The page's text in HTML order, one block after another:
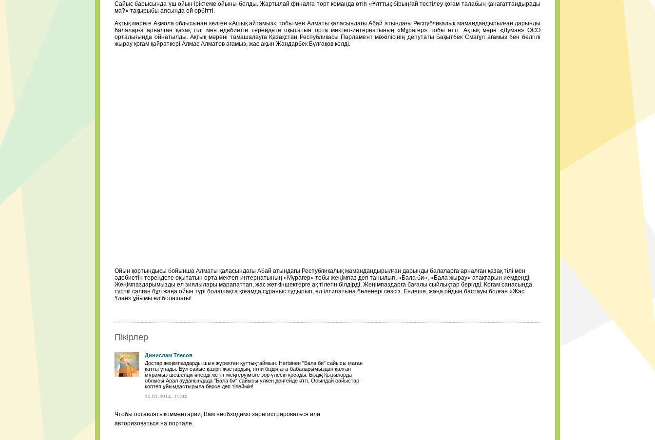
Сайыс барысында үш ойын іріктеме ойыны болды. Жартылай финалға төрт команда өтіп «Ұлттық бірыңғай тестілеу қоғам талабын қанағаттандырады
ма?» тақырыбы аясында ой өрбітті.
Ақтық мәреге Ақмола облысынан келген «Ашық айтамыз» тобы мен Алматы қаласындағы Абай атындағы Республикалық мамандандырылған дарынды
балаларға арналған қазақ тілі мен әдебиетін тереңдете оқытатын орта мектеп-интернатының «Мұрагер» тобы өтті. Ақтық мәре «Думан» ОСО
орталығында ойнатылды. Ақтық мәрені тамашалауға Қазақстан Республикасы Парламент мәжілісінің депутаты Бақытбек Смағұл ағамыз бен белгілі
жырау қоғам қайраткері Алмас Алматов ағамыз, жас ақын Жандарбек Бұлғақов келді.
Ойын қортындысы бойынша Алматы қаласындағы Абай атындағы Республикалық мамандандырылған дарынды балаларға арналған қазақ тілі мен
әдебиетін тереңдете оқытатын орта мектеп-интернатының «Мұрагер» тобы жеңімпаз деп танылып, «Бала би», «Бала жырау» атақтарын иемденді.
Жеңімпаздарымызды ел зиялылары марапаттап, жас жеткіншектерге ақ тілегін білдірді. Жеңімпаздарға бағалы сыйлықтар берілді. Қоғам санасында
түрткі салған бұл жаңа ойын түрі болашақта қоғамда сұраныс тудырып, ел ілтипатына бөленері сөзсіз. Ендеше, жаңа ойдың бастауы болған «Жас
Ұлан» ұйымы ел болашағы!
Пікірлер
Динислам Тлесов
Достар жеңімпаздарды шын жүректен құттықтаймын. Негізінен "Бала би" сайысы маған
қатты ұнады. Бұл сайыс қазіргі жастардың, яғни біздің ата-бабаларымыздан қалған
мұрамыз шешендік өнерді жетіп-меңгеруімізге зор үлесін қосады. Біздің Қызылорда
облысы Арал ауданындада "Бала би" сайысы улкен деңгейде өтті. Осындай сайыстар
көптеп ұйымдастырыла берсе деп тілеймін!
15.01.2014, 15:04
Чтобы оставлять комментарии, Вам необходимо зарегистрироваться или
авторизоваться на портале.